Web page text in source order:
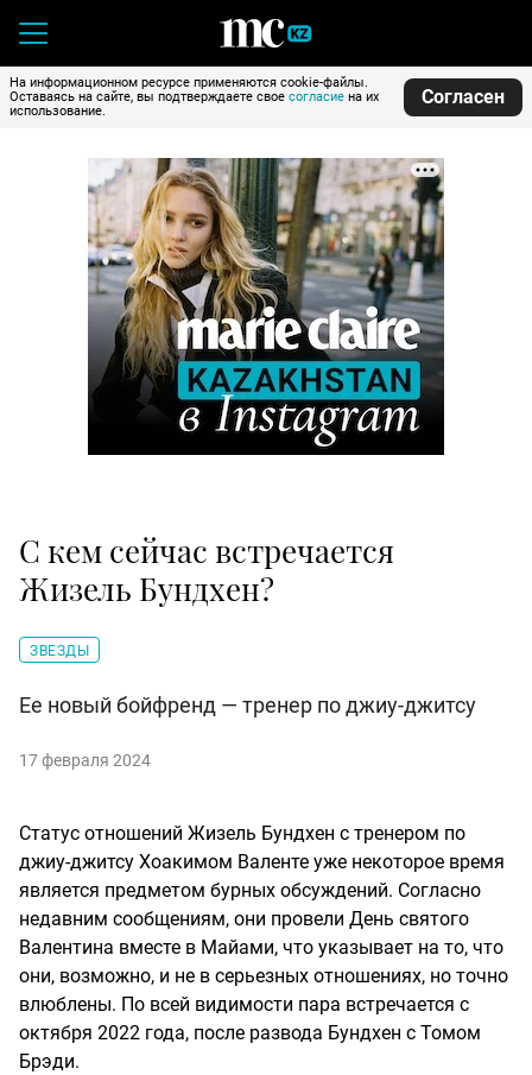
На информационном ресурсе применяются cookie-файлы.
Оставаясь на сайте, вы подтверждаете свое согласие на их
использование.
Согласен
С кем сейчас встречается
Жизель Бундхен?
ЗВЕЗДЫ
Ее новый бойфренд — тренер по джиу-джитсу
17 февраля 2024
Статус отношений Жизель Бундхен с тренером по
джиу-джитсу Хоакимом Валенте уже некоторое время
является предметом бурных обсуждений. Согласно
недавним сообщениям, они провели День святого
Валентина вместе в Майами, что указывает на то, что
они, возможно, и не в серьезных отношениях, но точно
влюблены. По всей видимости пара встречается с
октября 2022 года, после развода Бундхен с Томом
Брэди.